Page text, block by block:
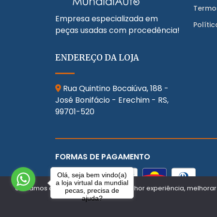
Empresa especializada em
peças usadas com procedência!
ENDEREÇO DA LOJA
Rua Quintino Bocaiúva, 188 -
José Bonifácio - Erechim - RS,
99701-520
FORMAS DE PAGAMENTO
Olá, seja bem vindo(a)
a loja virtual da mundial
pecas, precisa de
ajuda?
Utilizamos cookies para oferecer melhor experiência,